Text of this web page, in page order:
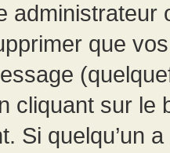
que
cliquant sur le
Si quelqu’un